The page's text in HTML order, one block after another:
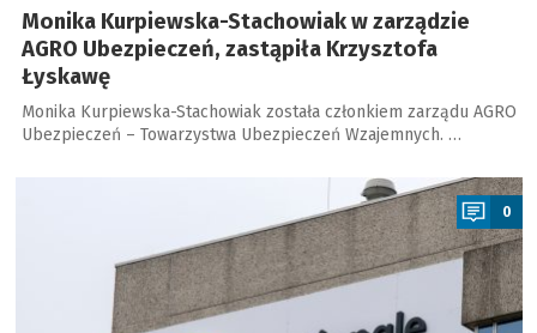
Monika Kurpiewska-Stachowiak w zarządzie
AGRO Ubezpieczeń, zastąpiła Krzysztofa
Łyskawę
Monika Kurpiewska-Stachowiak została członkiem zarządu AGRO
Ubezpieczeń – Towarzystwa Ubezpieczeń Wzajemnych. …
0